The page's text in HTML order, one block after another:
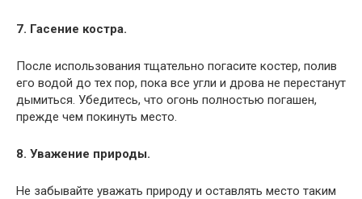
7. Гасение костра.
После использования тщательно погасите костер, полив
его водой до тех пор, пока все угли и дрова не перестанут
дымиться. Убедитесь, что огонь полностью погашен,
прежде чем покинуть место.
8. Уважение природы.
Не забывайте уважать природу и оставлять место таким